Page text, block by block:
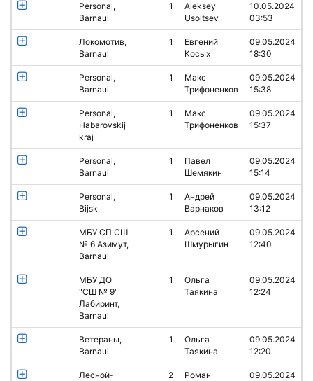
Personal,
Barnaul
1
Aleksey
Usoltsev
10.05.2024
03:53
Локомотив,
Barnaul
1
Евгений
Косых
09.05.2024
18:30
Personal,
Barnaul
1
Макс
Трифоненков
09.05.2024
15:38
Personal,
Habarovskij
kraj
1
Макс
Трифоненков
09.05.2024
15:37
Personal,
Barnaul
1
Павел
Шемякин
09.05.2024
15:14
Personal,
Bijsk
1
Андрей
Варнаков
09.05.2024
13:12
МБУ СП СШ
№ 6 Азимут,
Barnaul
1
Арсений
Шмурыгин
09.05.2024
12:40
МБУ ДО
"СШ № 9"
Лабиринт,
Barnaul
1
Ольга
Таякина
09.05.2024
12:24
Ветераны,
Barnaul
1
Ольга
Таякина
09.05.2024
12:20
Лесной-
2
Роман
09.05.2024